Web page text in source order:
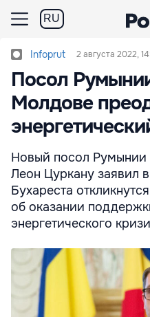
RU
Infoprut 2 августа 2022,
Посол
Молдове
Новый посол
Леон Цуркану заявил
Бухареста
об оказании
энергетического